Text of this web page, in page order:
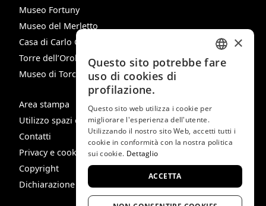
Museo Fortuny
Museo del Merletto
Casa di Carlo Goldoni
Torre dell’Orologio
Museo di Torcello
Area stampa
Utilizzo spazi e immagini
Contatti
Privacy e cookie policy
Copyright
Dichiarazione di Accessibilità
ITALIAN
GERMAN
FRENCH
×
Questo sito potrebbe fare
uso di cookies di
profilazione.
Questo sito web utilizza i cookie per
migliorare l'esperienza dell'utente.
Utilizzando il nostro sito Web, accetti tutti i
cookie in conformità con la nostra politica
sui cookie. Dettaglio
ACCETTA